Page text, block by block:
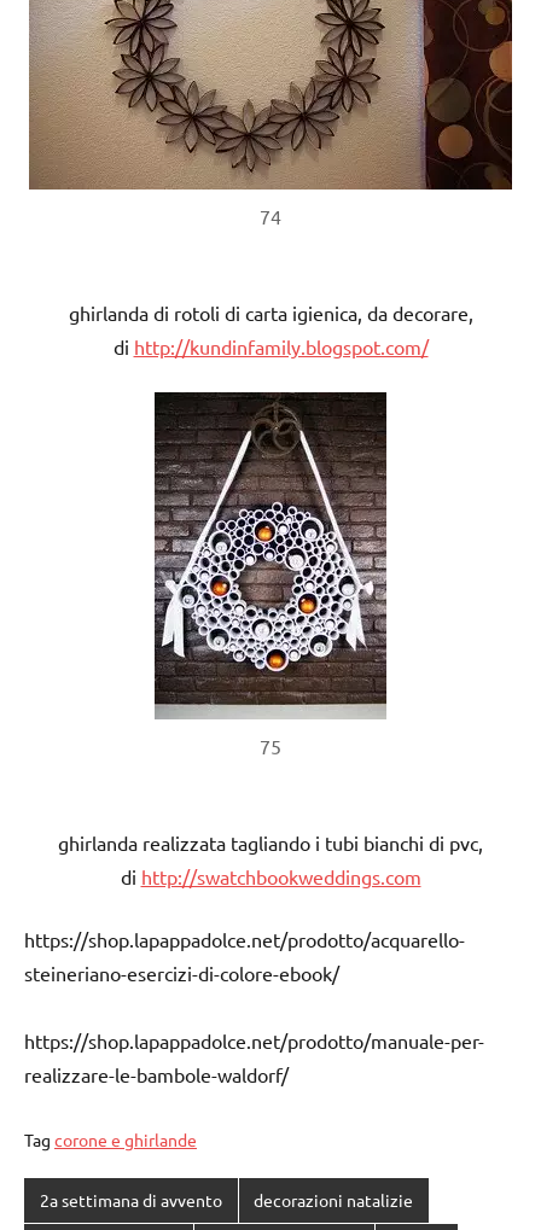
74
ghirlanda di rotoli di carta igienica, da decorare,
di http://kundinfamily.blogspot.com/
75
ghirlanda realizzata tagliando i tubi bianchi di pvc,
di http://swatchbookweddings.com
https://shop.lapappadolce.net/prodotto/acquarello-
steineriano-esercizi-di-colore-ebook/
https://shop.lapappadolce.net/prodotto/manuale-per-
realizzare-le-bambole-waldorf/
Tag corone e ghirlande
2a settimana di avvento decorazioni natalizie